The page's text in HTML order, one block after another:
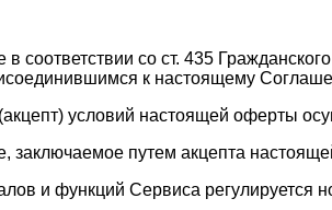
соответствии со ст. 435
к настоящему
условий настоящей оферты
путем акцепта
и функций Сервиса регулируется